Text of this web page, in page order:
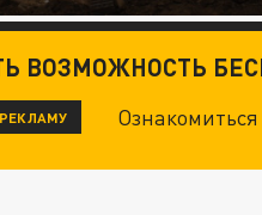
ВОЗМОЖНОСТЬ